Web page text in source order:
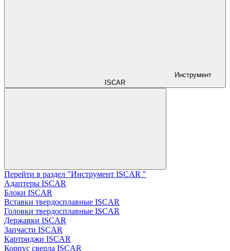
Инструмент
ISCAR
Перейти в раздел "Инструмент ISCAR "
Адаптеры ISCAR
Блоки ISCAR
Вставки твердосплавные ISCAR
Головки твердосплавные ISCAR
Державки ISCAR
Запчасти ISCAR
Картриджи ISCAR
Корпус сверла ISCAR